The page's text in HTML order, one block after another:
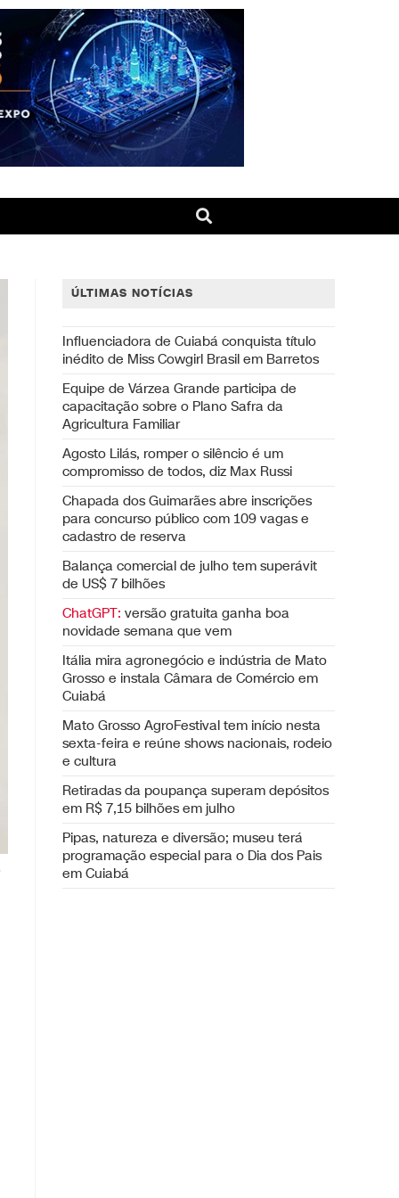
ÚLTIMAS NOTÍCIAS
Influenciadora de Cuiabá conquista título
inédito de Miss Cowgirl Brasil em Barretos
Equipe de Várzea Grande participa de
capacitação sobre o Plano Safra da
Agricultura Familiar
Agosto Lilás, romper o silêncio é um
compromisso de todos, diz Max Russi
Chapada dos Guimarães abre inscrições
para concurso público com 109 vagas e
cadastro de reserva
Balança comercial de julho tem superávit
de US$ 7 bilhões
ChatGPT: versão gratuita ganha boa
novidade semana que vem
Itália mira agronegócio e indústria de Mato
Grosso e instala Câmara de Comércio em
Cuiabá
Mato Grosso AgroFestival tem início nesta
sexta-feira e reúne shows nacionais, rodeio
e cultura
Retiradas da poupança superam depósitos
em R$ 7,15 bilhões em julho
Pipas, natureza e diversão; museu terá
programação especial para o Dia dos Pais
em Cuiabá